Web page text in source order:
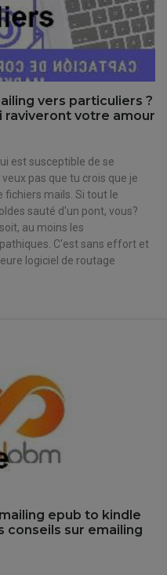
vers particuliers ?
raviveront votre amour
est susceptible de se
pas que tu crois que je
fichiers mails. Si tout le
sauté d'un pont, vous?
au moins les
C'est sans effort et
logiciel de routage
epub to kindle
conseils sur emailing